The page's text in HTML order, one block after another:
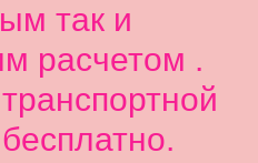
так и
расчетом .